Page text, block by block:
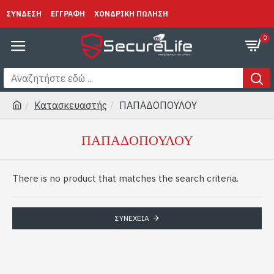
ΣΥΝΔΕΣΗ ΕΓΓΡΑΦΗ ΧΟΝΔΡΙΚΗ ΠΩΛΗΣΗ
0
Κατασκευαστής ΠΑΠΑΔΟΠΟΥΛΟΥ
ΠΑΠΑΔΟΠΟΥΛΟΥ
There is no product that matches the search criteria.
ΣΥΝΈΧΕΙΑ